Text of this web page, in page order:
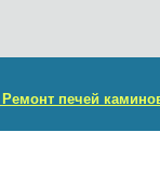
печей